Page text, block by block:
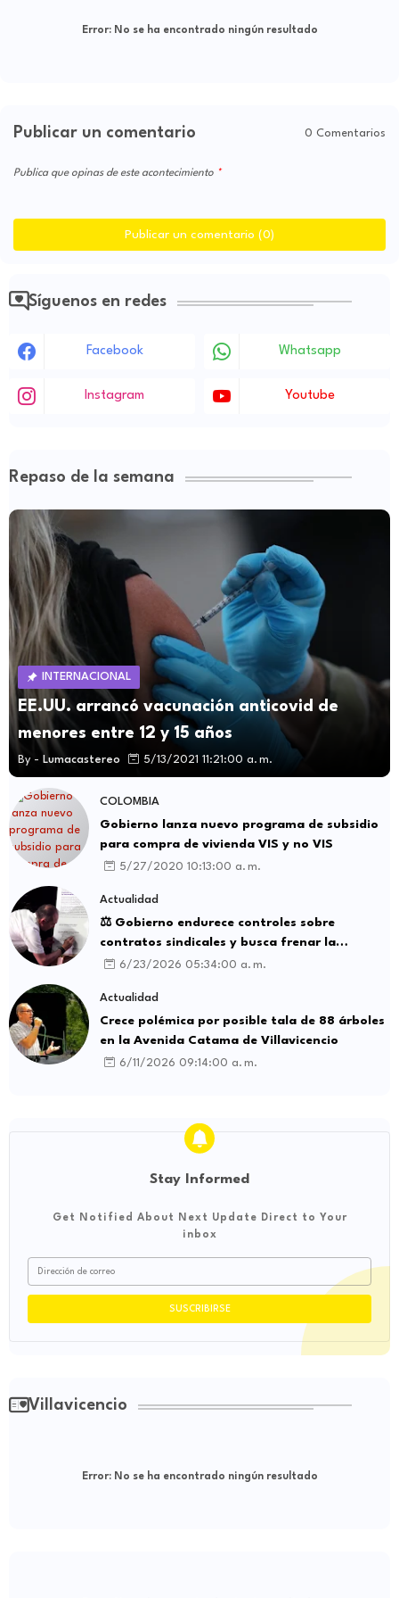
Error:No se ha encontrado ningún resultado
Publicar un comentario 0 Comentarios
Publica que opinas de este acontecimiento
Publicar un comentario (0)
Síguenos en redes
Facebook Whatsapp
Instagram Youtube
Repaso de la semana
INTERNACIONAL
EE.UU. arrancó vacunación anticovid de
menores entre 12 y 15 años
By - Lumacastereo 5/13/2021 11:21:00 a. m.
COLOMBIA
Gobierno lanza nuevo programa de subsidio
para compra de vivienda VIS y no VIS
5/27/2020 10:13:00 a. m.
Actualidad
⚖️ Gobierno endurece controles sobre
contratos sindicales y busca frenar la
intermediación laboral ilegal
6/23/2026 05:34:00 a. m.
Actualidad
Crece polémica por posible tala de 88 árboles
en la Avenida Catama de Villavicencio
6/11/2026 09:14:00 a. m.
Stay Informed
Get Notified About Next Update Direct to Your
inbox
Villavicencio
Error:No se ha encontrado ningún resultado